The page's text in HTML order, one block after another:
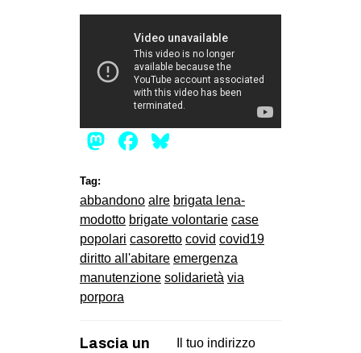
Mastodon
Facebook
Tag:
abbandono alre brigata lena-
modotto brigate volontarie case
popolari casoretto covid covid19
diritto all'abitare emergenza
manutenzione solidarietà via
porpora
Lascia un
Il tuo indirizzo